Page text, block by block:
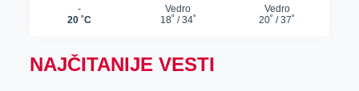
NAJČITANIJE VESTI